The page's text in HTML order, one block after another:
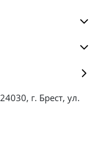
г. Брест, ул.